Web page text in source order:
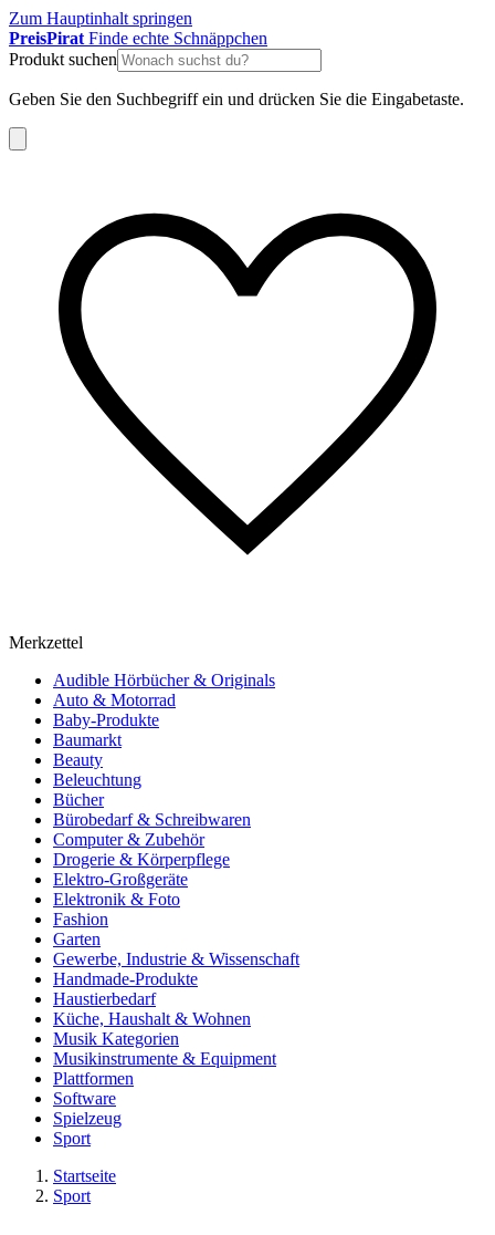
Zum Hauptinhalt springen
PreisPirat Finde echte Schnäppchen
Produkt suchen
Geben Sie den Suchbegriff ein und drücken Sie die Eingabetaste.
Merkzettel
Audible Hörbücher & Originals
Auto & Motorrad
Baby-Produkte
Baumarkt
Beauty
Beleuchtung
Bücher
Bürobedarf & Schreibwaren
Computer & Zubehör
Drogerie & Körperpflege
Elektro-Großgeräte
Elektronik & Foto
Fashion
Garten
Gewerbe, Industrie & Wissenschaft
Handmade-Produkte
Haustierbedarf
Küche, Haushalt & Wohnen
Musik Kategorien
Musikinstrumente & Equipment
Plattformen
Software
Spielzeug
Sport
Startseite
Sport